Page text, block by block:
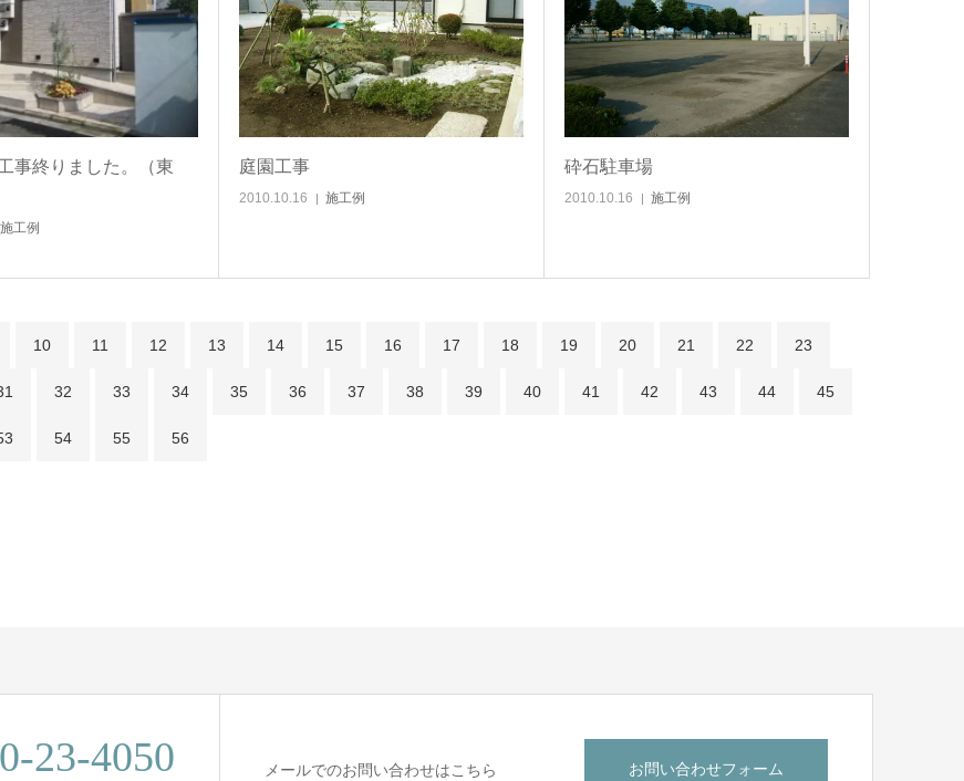
事終りました。（東
施工例
庭園工事
2010.10.16 施工例
砕石駐車場
2010.10.16 施工例
10 11 12 13 14 15 16 17 18 19 20 21 22 23
32 33 34 35 36 37 38 39 40 41 42 43 44 45
54 55 56
23-4050 メールでのお問い合わせはこちら お問い合わせフォーム